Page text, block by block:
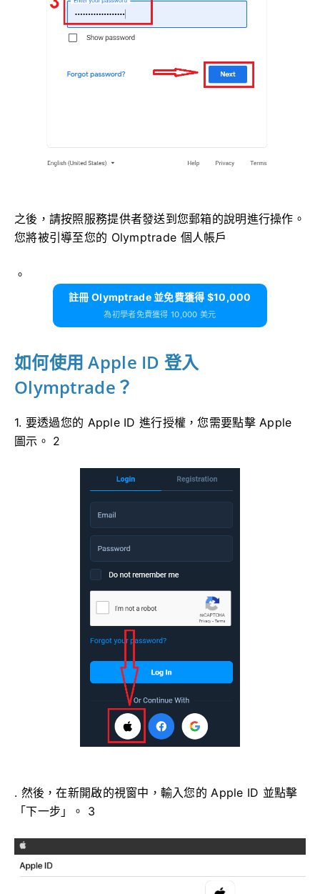
之後，請按照服務提供者發送到您郵箱的說明進行操作。
您將被引導至您的 Olymptrade 個人帳戶
。
註冊 Olymptrade 並免費獲得 $10,000
為初學者免費獲得 10,000 美元
如何使用 Apple ID 登入
Olymptrade？
1. 要透過您的 Apple ID 進行授權，您需要點擊 Apple
圖示。 2
. 然後，在新開啟的視窗中，輸入您的 Apple ID 並點擊
「下一步」。 3